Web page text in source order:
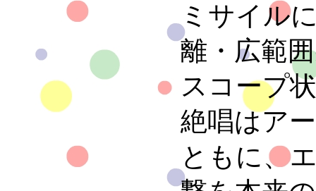
ミサイル
離・広範
スコープ
絶唱はア
ともに、